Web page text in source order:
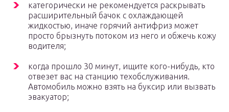
категорически не рекомендуется раскрывать
расширительный бачок с охлаждающей
жидкостью, иначе горячий антифриз может
просто брызнуть потоком из него и обжечь кожу
водителя;
когда прошло 30 минут, ищите кого-нибудь, кто
отвезет вас на станцию техобслуживания.
Автомобиль можно взять на буксир или вызвать
эвакуатор;